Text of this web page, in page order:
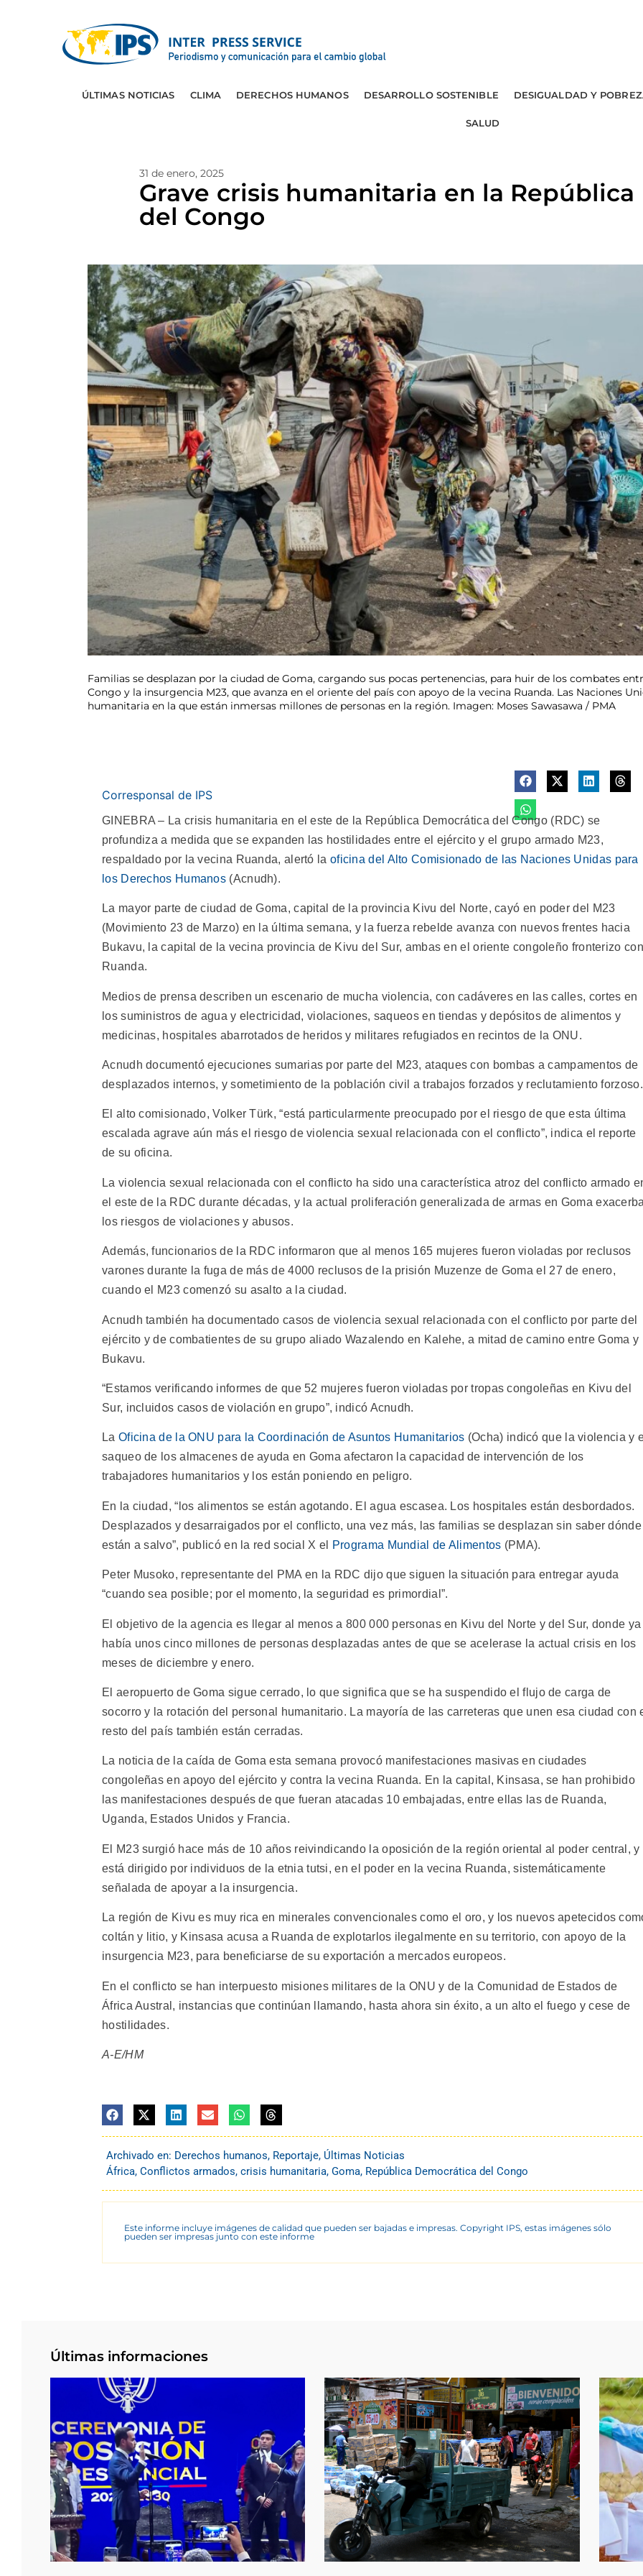
ÚLTIMAS NOTICIAS CLIMA DERECHOS HUMANOS DESARROLLO SOSTENIBLE DESIGUALDAD Y
SALUD
31 de enero, 2025
Grave crisis humanitaria en la
del Congo
Familias se desplazan por la ciudad de Goma, cargando sus pocas pertenencias, para huir de los combates
Congo y la insurgencia M23, que avanza en el oriente del país con apoyo de la vecina Ruanda. Las Naciones
humanitaria en la que están inmersas millones de personas en la región. Imagen: Moses Sawasawa / PMA
Corresponsal de IPS
GINEBRA – La crisis humanitaria en el este de la República Democrática del Congo (RDC) se
profundiza a medida que se expanden las hostilidades entre el ejército y el grupo armado M23,
respaldado por la vecina Ruanda, alertó la oficina del Alto Comisionado de las Naciones Unidas para
los Derechos Humanos (Acnudh).
La mayor parte de ciudad de Goma, capital de la provincia Kivu del Norte, cayó en poder del M23
(Movimiento 23 de Marzo) en la última semana, y la fuerza rebelde avanza con nuevos frentes hacia
Bukavu, la capital de la vecina provincia de Kivu del Sur, ambas en el oriente congoleño fronterizo con
Ruanda.
Medios de prensa describen un escenario de mucha violencia, con cadáveres en las calles, cortes en
los suministros de agua y electricidad, violaciones, saqueos en tiendas y depósitos de alimentos y
medicinas, hospitales abarrotados de heridos y militares refugiados en recintos de la ONU.
Acnudh documentó ejecuciones sumarias por parte del M23, ataques con bombas a campamentos de
desplazados internos, y sometimiento de la población civil a trabajos forzados y reclutamiento forzoso.
El alto comisionado, Volker Türk, “está particularmente preocupado por el riesgo de que esta última
escalada agrave aún más el riesgo de violencia sexual relacionada con el conflicto”, indica el reporte
de su oficina.
La violencia sexual relacionada con el conflicto ha sido una característica atroz del conflicto armado
el este de la RDC durante décadas, y la actual proliferación generalizada de armas en Goma
los riesgos de violaciones y abusos.
Además, funcionarios de la RDC informaron que al menos 165 mujeres fueron violadas por reclusos
varones durante la fuga de más de 4000 reclusos de la prisión Muzenze de Goma el 27 de enero,
cuando el M23 comenzó su asalto a la ciudad.
Acnudh también ha documentado casos de violencia sexual relacionada con el conflicto por parte del
ejército y de combatientes de su grupo aliado Wazalendo en Kalehe, a mitad de camino entre Goma y
Bukavu.
“Estamos verificando informes de que 52 mujeres fueron violadas por tropas congoleñas en Kivu del
Sur, incluidos casos de violación en grupo”, indicó Acnudh.
La Oficina de la ONU para la Coordinación de Asuntos Humanitarios (Ocha) indicó que la violencia y
saqueo de los almacenes de ayuda en Goma afectaron la capacidad de intervención de los
trabajadores humanitarios y los están poniendo en peligro.
En la ciudad, “los alimentos se están agotando. El agua escasea. Los hospitales están desbordados.
Desplazados y desarraigados por el conflicto, una vez más, las familias se desplazan sin saber dónde
están a salvo”, publicó en la red social X el
Programa Mundial de Alimentos (PMA).
Peter Musoko, representante del PMA en la RDC dijo que siguen la situación para entregar ayuda
“cuando sea posible; por el momento, la seguridad es primordial”.
El objetivo de la agencia es llegar al menos a 800 000 personas en Kivu del Norte y del Sur, donde ya
había unos cinco millones de personas desplazadas antes de que se acelerase la actual crisis en los
meses de diciembre y enero.
El aeropuerto de Goma sigue cerrado, lo que significa que se ha suspendido el flujo de carga de
socorro y la rotación del personal humanitario. La mayoría de las carreteras que unen esa ciudad con
resto del país también están cerradas.
La noticia de la caída de Goma esta semana provocó manifestaciones masivas en ciudades
congoleñas en apoyo del ejército y contra la vecina Ruanda. En la capital, Kinsasa, se han prohibido
las manifestaciones después de que fueran atacadas 10 embajadas, entre ellas las de Ruanda,
Uganda, Estados Unidos y Francia.
El M23 surgió hace más de 10 años reivindicando la oposición de la región oriental al poder central, y
está dirigido por individuos de la etnia tutsi, en el poder en la vecina Ruanda, sistemáticamente
señalada de apoyar a la insurgencia.
La región de Kivu es muy rica en minerales convencionales como el oro, y los nuevos apetecidos
coltán y litio, y Kinsasa acusa a Ruanda de explotarlos ilegalmente en su territorio, con apoyo de la
insurgencia M23, para beneficiarse de su exportación a mercados europeos.
En el conflicto se han interpuesto misiones militares de la ONU y de la Comunidad de Estados de
África Austral, instancias que continúan llamando, hasta ahora sin éxito, a un alto el fuego y cese de
hostilidades.
A-E/HM
Archivado en: Derechos humanos, Reportaje, Últimas Noticias
África, Conflictos armados, crisis humanitaria, Goma, República Democrática del Congo
Este informe incluye imágenes de calidad que pueden ser bajadas e impresas. Copyright IPS, estas imágenes sólo
pueden ser impresas junto con este informe
Últimas informaciones